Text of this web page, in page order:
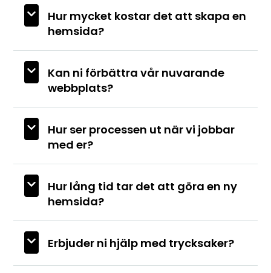
Hur mycket kostar det att skapa en
hemsida?
Kan ni förbättra vår nuvarande
webbplats?
Hur ser processen ut när vi jobbar
med er?
Hur lång tid tar det att göra en ny
hemsida?
Erbjuder ni hjälp med trycksaker?